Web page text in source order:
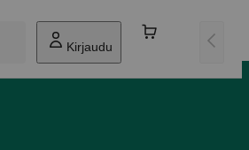
Kirjaudu